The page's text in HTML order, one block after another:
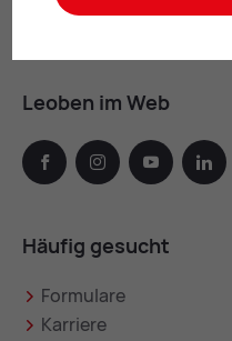
Online-Amt:
Leoben im Web
facebook instagramyoutube
Häufig gesucht
Formulare
Karriere